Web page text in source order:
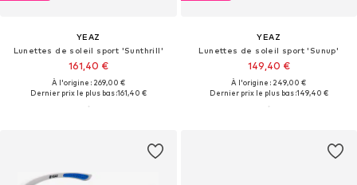
YEAZ
Lunettes de soleil sport 'Sunthrill'
161,40 €
À l'origine : 269,00 €
Dernier prix le plus bas :161,40 €
YEAZ
Lunettes de soleil sport 'Sunup'
149,40 €
À l'origine : 249,00 €
Dernier prix le plus bas :149,40 €